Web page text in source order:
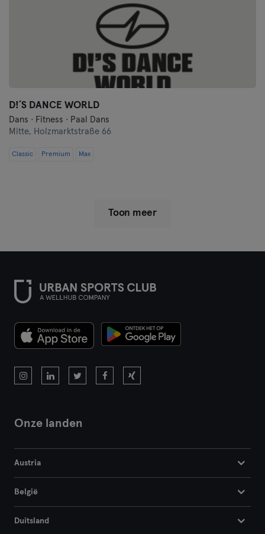
D!´S DANCE WORLD
Dans · Fitness · Paal Dans
Mitte, Holzmarktstraße 66
Classic Premium Max
Toon meer
Onze landen
Austria
België
Duitsland